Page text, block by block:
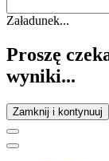
Załadunek...
Proszę
wyniki...
Zamknij i kontynuuj